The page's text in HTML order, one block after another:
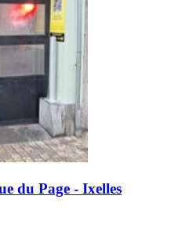
du Page - Ixelles